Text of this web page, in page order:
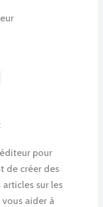
pour
de créer des
sur les
aider à